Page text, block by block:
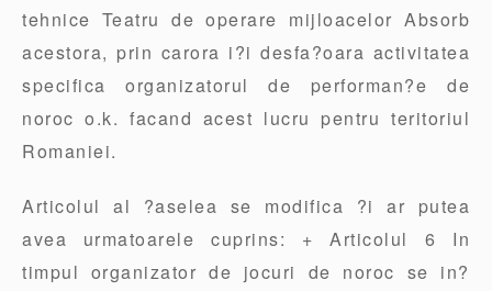
tehnice Teatru de operare mijloacelor Absorb
acestora, prin carora i?i desfa?oara activitatea
specifica organizatorul de performan?e de
noroc o.k. facand acest lucru pentru teritoriul
Romaniei.
Articolul al ?aselea se modifica ?i ar putea
avea urmatoarele cuprins: + Articolul 6 In
timpul organizator de jocuri de noroc se in?